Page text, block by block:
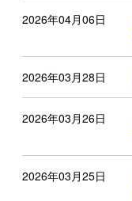
2026年04月06日
2026年03月28日
2026年03月26日
2026年03月25日